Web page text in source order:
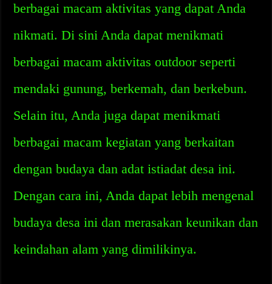
berbagai macam aktivitas yang dapat Anda
nikmati. Di sini Anda dapat menikmati
berbagai macam aktivitas outdoor seperti
mendaki gunung, berkemah, dan berkebun.
Selain itu, Anda juga dapat menikmati
berbagai macam kegiatan yang berkaitan
dengan budaya dan adat istiadat desa ini.
Dengan cara ini, Anda dapat lebih mengenal
budaya desa ini dan merasakan keunikan dan
keindahan alam yang dimilikinya.